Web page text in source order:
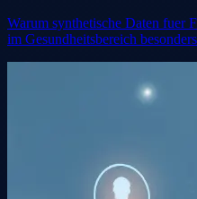
Warum synthetische Daten fuer
im Gesundheitsbereich